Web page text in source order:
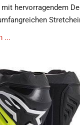
hervorragendem
...